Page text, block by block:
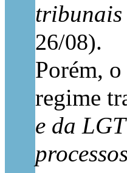
tribunais
26/08).
Porém,
regime
e da